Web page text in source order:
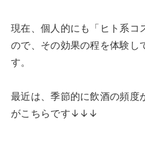
現在、個人的にも「ヒト系コ
ので、その効果の程を体験し
す。
最近は、季節的に飲酒の頻度
がこちらです↓↓↓